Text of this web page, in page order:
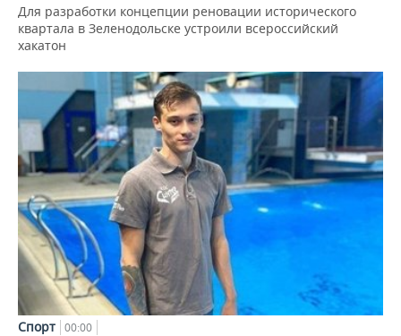
Для разработки концепции реновации исторического
квартала в Зеленодольске устроили всероссийский
хакатон
Спорт 00:00